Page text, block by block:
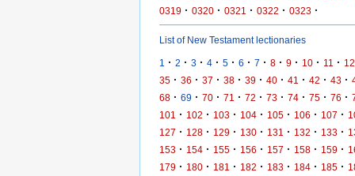
0319 · 0320 · 0321 · 0322 · 0323 ·
List of New Testament lectionaries
1 · 2 · 3 · 4 · 5 · 6 · 7 · 8 · 9 · 10 · 11 · 12
35 · 36 · 37 · 38 · 39 · 40 · 41 · 42 · 43 ·
68 · 69 · 70 · 71 · 72 · 73 · 74 · 75 · 76 ·
101
· 102 · 103 · 104 · 105 · 106 · 107 ·
127 · 128 · 129 · 130 · 131 · 132 · 133 ·
153 · 154 · 155 · 156 · 157 · 158 · 159 ·
179 · 180 · 181 · 182 · 183 · 184 · 185 ·